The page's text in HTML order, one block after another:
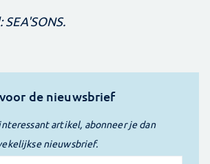
de nieuwsbrief
artikel, abonneer je dan
nieuwsbrief.